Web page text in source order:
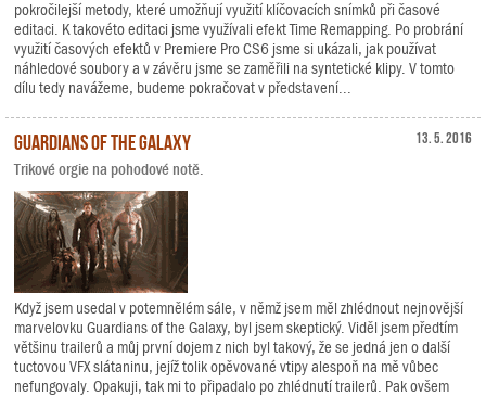
pokročilejší metody, které umožňují využití klíčovacích snímků při časové
editaci. K takovéto editaci jsme využívali efekt Time Remapping. Po probrání
využití časových efektů v Premiere Pro CS6 jsme si ukázali, jak používat
náhledové soubory a v závěru jsme se zaměřili na syntetické klipy. V tomto
dílu tedy navážeme, budeme pokračovat v představení...
13. 5. 2016
Guardians of the Galaxy
Trikové orgie na pohodové notě.
Když jsem usedal v potemnělém sále, v němž jsem měl zhlédnout nejnovější
marvelovku Guardians of the Galaxy, byl jsem skeptický. Viděl jsem předtím
většinu trailerů a můj první dojem z nich byl takový, že se jedná jen o další
tuctovou VFX slátaninu, jejíž tolik opěvované vtipy alespoň na mě vůbec
nefungovaly. Opakuji, tak mi to připadalo po zhlédnutí trailerů. Pak ovšem